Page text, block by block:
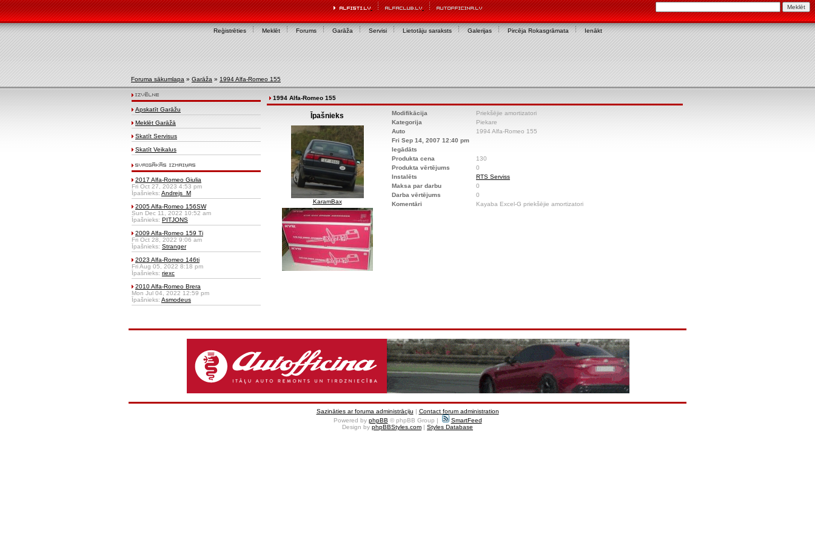
Reģistrēties Meklēt Forums Garāža Servisi Lietotāju saraksts Galerijas Pircēja Rokasgrāmata Ienākt
Foruma sākumlapa » Garāža » 1994 Alfa-Romeo 155
Apskatīt Garāžu
Meklēt Garāžā
Skatīt Servisus
Skatīt Veikalus
2017 Alfa-Romeo Giulia
Fri Oct 27, 2023 4:53 pm
Īpašnieks: Andrejs_M
2005 Alfa-Romeo 156SW
Sun Dec 11, 2022 10:52 am
Īpašnieks: PITJONS
2009 Alfa-Romeo 159 Ti
Fri Oct 28, 2022 9:06 am
Īpašnieks: Stranger
2023 Alfa-Romeo 146ti
Fri Aug 05, 2022 8:18 pm
Īpašnieks: riexc
2010 Alfa-Romeo Brera
Mon Jul 04, 2022 12:59 pm
Īpašnieks: Asmodeus
1994 Alfa-Romeo 155
Īpašnieks
KaramBax
Modifikācija
Priekšējie amortizatori
Kategorija
Piekare
Auto
1994 Alfa-Romeo 155
Fri Sep 14, 2007 12:40 pm
Iegādāts
Produkta cena
130
Produkta vērtējums
0
Instalēts
RTS Serviss
Maksa par darbu
0
Darba vērtējums
0
Komentāri
Kayaba Excel-G priekšējie amortizatori
Sazināties ar foruma administrāciju | Contact forum administration
Powered by phpBB © phpBB Group |
SmartFeed
Design by phpBBStyles.com | Styles Database